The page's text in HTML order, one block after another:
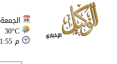
الجمعة 2026-08-07
30°C
01:55 م